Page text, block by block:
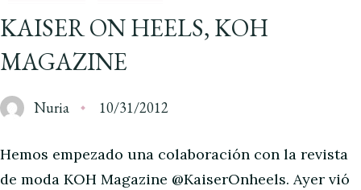
KAISER ON HEELS, KOH
MAGAZINE
Nuria 10/31/2012
Hemos empezado una colaboración con la revista
de moda KOH Magazine @KaiserOnheels. Ayer vió